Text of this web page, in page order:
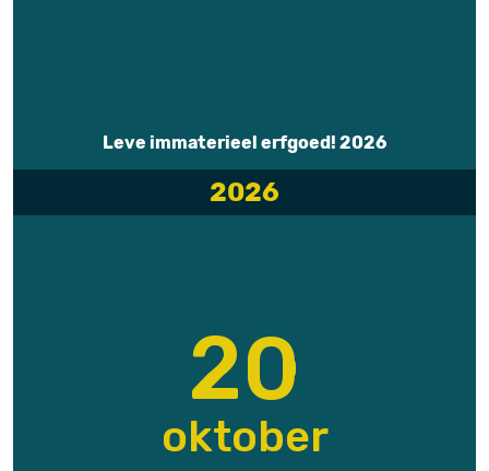
Leve immaterieel erfgoed! 2026
2026
20
oktober